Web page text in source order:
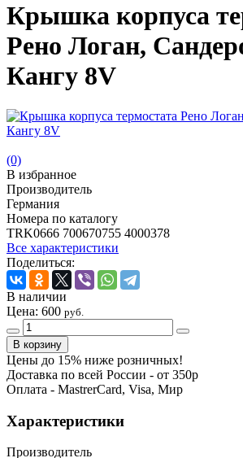
Крышка корпуса
Рено Логан,
Кангу 8V
(0)
В избранное
Производитель
Германия
Номера по каталогу
TRK0666 700670755 4000378
Все характеристики
Поделиться:
В наличии
Цена: 600 руб.
Цены до 15% ниже розничных!
Доставка по всей России - от 350р
Оплата - MastrerCard, Visa, Мир
Характеристики
Производитель